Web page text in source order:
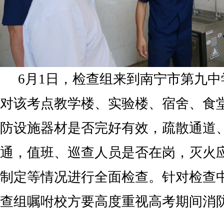
6月1日，检查组来到南宁市第九
对该考点教学楼、实验楼、宿舍、食
防设施器材是否完好有效，疏散通道
通，值班、巡查人员是否在岗，灭火
制定等情况进行全面检查。针对检查
查组嘱咐校方要高度重视高考期间消